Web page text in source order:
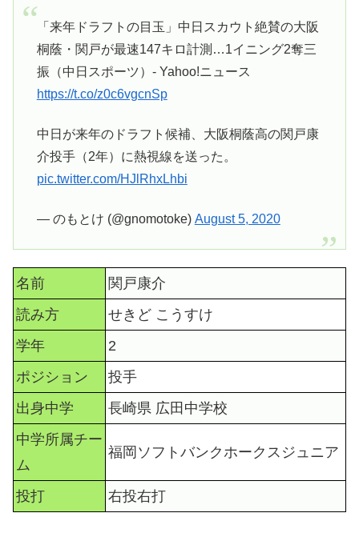
「来年ドラフトの目玉」中日スカウト絶賛の大阪
桐蔭・関戸が最速147キロ計測…1イニング2奪三
振（中日スポーツ）- Yahoo!ニュース
https://t.co/z0c6vgcnSp
中日が来年のドラフト候補、大阪桐蔭高の関戸康
介投手（2年）に熱視線を送った。
pic.twitter.com/HJlRhxLhbi
— のもとけ (@gnomotoke) August 5, 2020
名前
関戸康介
読み方
せきど こうすけ
学年
2
ポジション
投手
出身中学
長崎県 広田中学校
中学所属チー
ム
福岡ソフトバンクホークスジュニア
投打 右投右打